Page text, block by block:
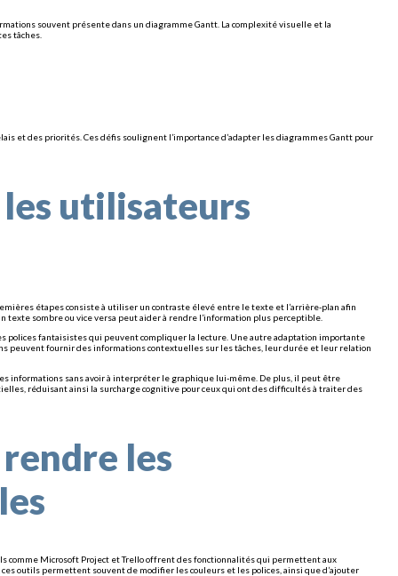
souvent présente dans un diagramme Gantt. La complexité visuelle et la
tâches.
et des priorités. Ces défis soulignent l’importance d’adapter les diagrammes Gantt pour
utilisateurs
étapes consiste à utiliser un contraste élevé entre le texte et l’arrière-plan afin
texte sombre ou vice versa peut aider à rendre l’information plus perceptible.
polices fantaisistes qui peuvent compliquer la lecture. Une autre adaptation importante
peuvent fournir des informations contextuelles sur les tâches, leur durée et leur relation
informations sans avoir à interpréter le graphique lui-même. De plus, il peut être
réduisant ainsi la surcharge cognitive pour ceux qui ont des difficultés à traiter des
les
comme Microsoft Project et Trello offrent des fonctionnalités qui permettent aux
outils permettent souvent de modifier les couleurs et les polices, ainsi que d’ajouter